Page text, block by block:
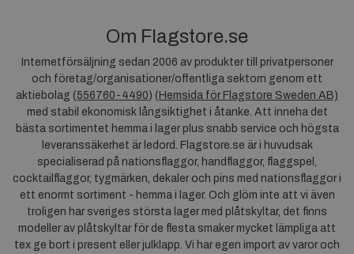
Om Flagstore.se
Internetförsäljning sedan 2006 av produkter till privatpersoner
och företag/organisationer/offentliga sektorn genom ett
aktiebolag (556760-4490) ( Hemsida för Flagstore Sweden AB)
med stabil ekonomisk långsiktighet i åtanke. Att inneha det
bästa sortimentet hemma i lager plus snabb service och högsta
leveranssäkerhet är ledord. Flagstore.se är i huvudsak
specialiserad på nationsflaggor, handflaggor, flaggspel,
cocktailflaggor, tygmärken, dekaler och pins med nationsflaggor i
ett enormt sortiment - hemma i lager. Och glöm inte att vi även
troligen har sveriges största lager med plåtskyltar, det finns
modeller av plåtskyltar för de flesta smaker mycket lämpliga att
tex ge bort i present eller julklapp. Vi har egen import av varor och